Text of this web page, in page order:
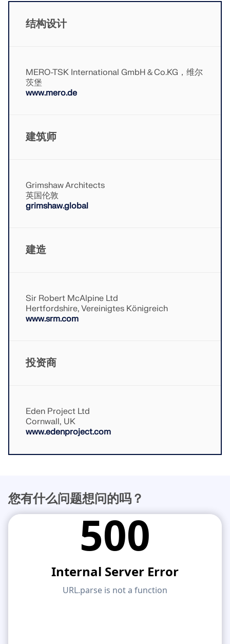
您通往参数化建模和自动化的大门
API 文档
模型对象
使用CBFEM设计和分析钢连接，符合EN 1993‑1‑8和
AISC 360标准，完全集成在RFEM 6中，以加快和提高
结构工作的准确性。
Dlubal 在线服务提供分区地图，可快速确定雪荷载、风
检查荷载区域
结构设计
MERO-TSK International GmbH＆Co.KG，维尔
茨堡
www.mero.de
建筑师
Grimshaw Architects
英国伦敦
grimshaw.global
建造
Sir Robert McAlpine Ltd
Hertfordshire, Vereinigtes Königreich
www.srm.com
投资商
Eden Project Ltd
Cornwall, UK
www.edenproject.com
您有什么问题想问的吗？